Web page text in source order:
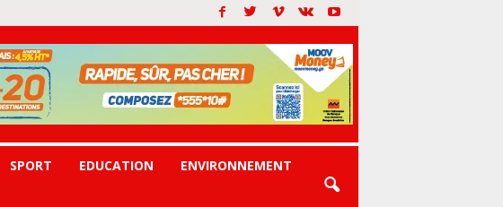
SPORT EDUCATION ENVIRONNEMENT